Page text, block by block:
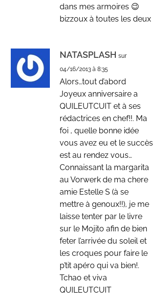
dans mes armoires 😉
bizzoux à toutes les deux
NATASPLASH sur
04/16/2013 à 8:35
Alors…tout d’abord
Joyeux anniversaire a
QUILEUTCUIT et à ses
rédactrices en chef!!. Ma
foi , quelle bonne idée
vous avez eu et le succès
est au rendez vous…
Connaissant la margarita
au Vorwerk de ma chere
amie Estelle S (à se
mettre à genoux!!), je me
laisse tenter par le livre
sur le Mojito afin de bien
feter l’arrivée du soleil et
les croques pour faire le
p’tit apéro qui va bien!.
Tchao et viva
QUILEUTCUIT